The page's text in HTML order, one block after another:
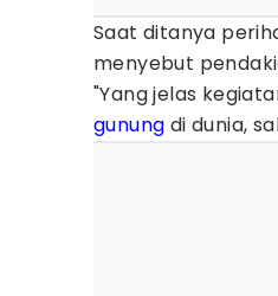
Saat ditanya
menyebut
"Yang jelas
gunung di dunia,